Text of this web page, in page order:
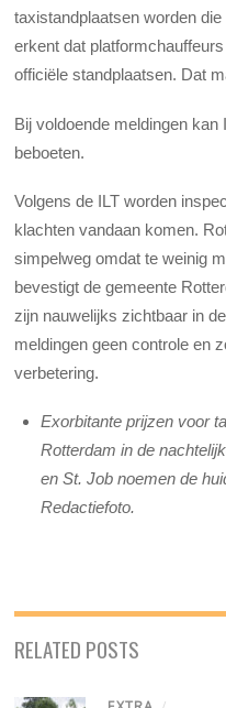
taxistandplaatsen worden
erkent dat
officiële standplaatsen. Dat
Bij voldoende meldingen
beboeten.
Volgens de ILT worden
klachten vandaan komen.
simpelweg omdat te weinig
bevestigt de gemeente
zijn nauwelijks zichtbaar in
meldingen geen controle en
verbetering.
Exorbitante prijzen voor
Rotterdam in de
en St. Job noemen de
Redactiefoto.
RELATED POSTS